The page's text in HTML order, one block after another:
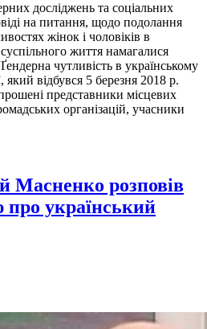
досліджень та соціальних
на питання, щодо подолання
жінок і чоловіків в
життя намагалися
чутливість в українському
який відбувся 5 березня 2018 р.
представники місцевих
організацій, учасники
Масненко розповів
про український